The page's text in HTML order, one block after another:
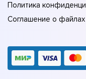
Политика
Соглашение о